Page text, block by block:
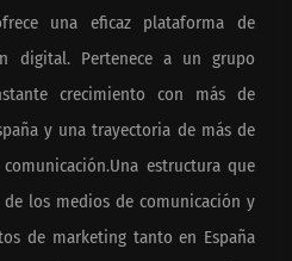
una eficaz plataforma de
digital. Pertenece a un grupo
crecimiento con más de
y una trayectoria de más de
estructura que
los medios de comunicación y
de marketing tanto en España